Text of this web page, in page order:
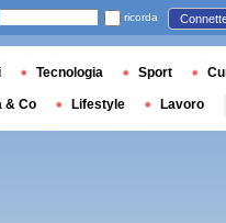
ricorda
Tecnologia Sport
& Co Lifestyle Lavoro